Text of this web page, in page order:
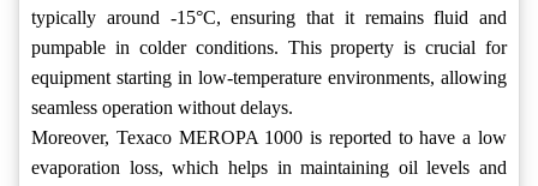
typically around -15°C, ensuring that it remains fluid and
pumpable in colder conditions. This property is crucial for
equipment starting in low-temperature environments, allowing
seamless operation without delays.
Moreover, Texaco MEROPA 1000 is reported to have a low
evaporation loss, which helps in maintaining oil levels and